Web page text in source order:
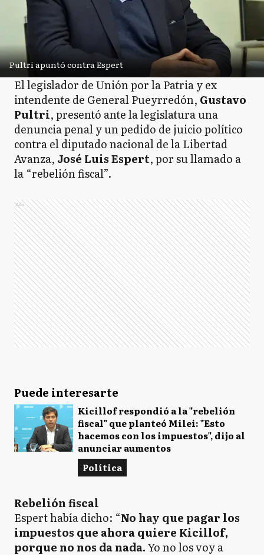
Pultri apuntó contra Espert
El legislador de Unión por la Patria y ex
intendente de General Pueyrredón, Gustavo
Pultri, presentó ante la legislatura una
denuncia penal y un pedido de juicio político
contra el diputado nacional de la Libertad
Avanza, José Luis Espert, por su llamado a
la “rebelión fiscal”.
Ads
Puede interesarte
Kicillof respondió a la "rebelión
fiscal" que planteó Milei: "Esto
hacemos con los impuestos", dijo al
anunciar aumentos
Política
Rebelión fiscal
Espert había dicho: “No hay que pagar los
impuestos que ahora quiere Kicillof,
porque no nos da nada.Yo no los voy a